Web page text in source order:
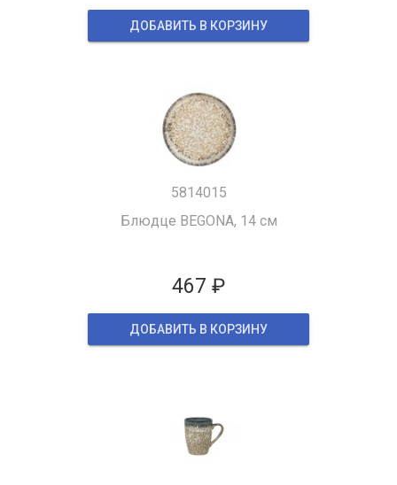
ДОБАВИТЬ В КОРЗИНУ
5814015
Блюдце BEGONA, 14 см
467 ₽
ДОБАВИТЬ В КОРЗИНУ